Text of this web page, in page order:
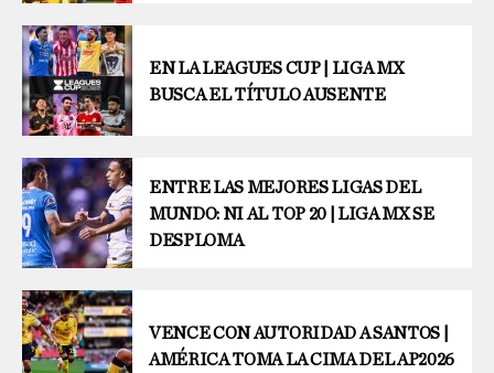
EN LA LEAGUES CUP | LIGA MX
BUSCA EL TÍTULO AUSENTE
ENTRE LAS MEJORES LIGAS DEL
MUNDO: NI AL TOP 20 | LIGA MX SE
DESPLOMA
VENCE CON AUTORIDAD A SANTOS |
AMÉRICA TOMA LA CIMA DEL AP2026